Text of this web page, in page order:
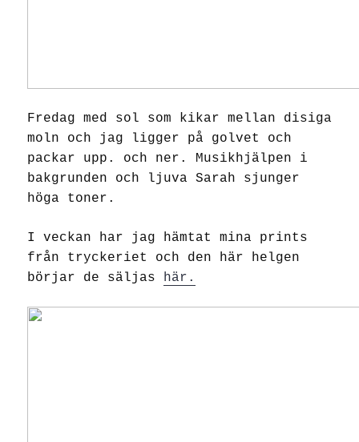
Fredag med sol som kikar mellan disiga
moln och jag ligger på golvet och
packar upp. och ner. Musikhjälpen i
bakgrunden och ljuva Sarah sjunger
höga toner.
I veckan har jag hämtat mina prints
från tryckeriet och den här helgen
börjar de säljas här.